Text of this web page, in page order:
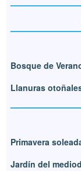
Bosque de
Llanuras
Primavera
Jardín del